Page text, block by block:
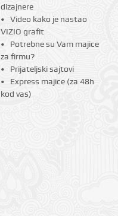
dizajnere
Video kako je nastao
VIZIO grafit
Potrebne su Vam majice
za firmu?
Prijateljski sajtovi
Express majice (za 48h
kod vas)